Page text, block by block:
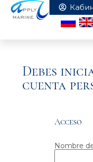
Debes
cuenta
Acceso
Nombre